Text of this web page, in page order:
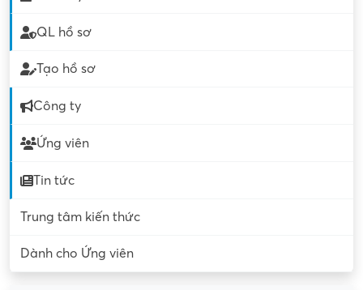
QL hồ sơ
Tạo hồ sơ
Công ty
Ứng viên
Tin tức
Trung tâm kiến thức
Dành cho Ứng viên